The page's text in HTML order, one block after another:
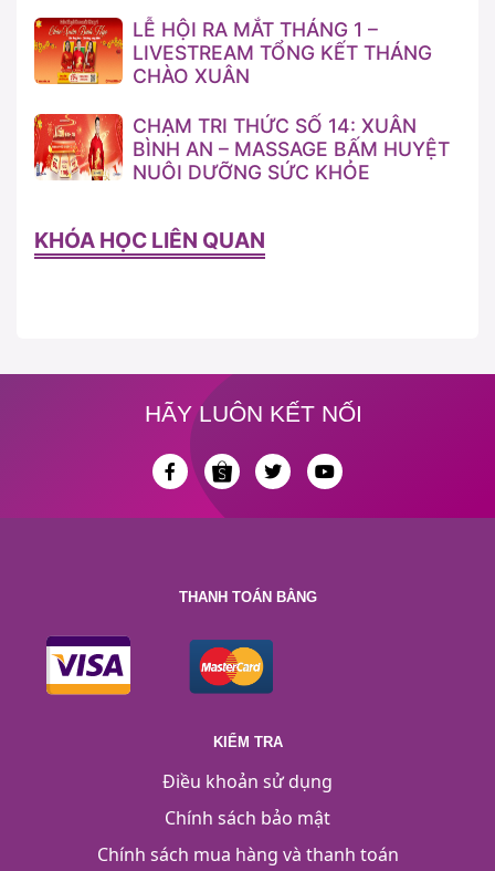
LỄ HỘI RA MẮT THÁNG 1 –
LIVESTREAM TỔNG KẾT THÁNG
CHÀO XUÂN
CHẠM TRI THỨC SỐ 14: XUÂN
BÌNH AN – MASSAGE BẤM HUYỆT
NUÔI DƯỠNG SỨC KHỎE
KHÓA HỌC LIÊN QUAN
HÃY LUÔN KẾT NỐI
THANH TOÁN BẰNG
KIỂM TRA
Điều khoản sử dụng
Chính sách bảo mật
Chính sách mua hàng và thanh toán